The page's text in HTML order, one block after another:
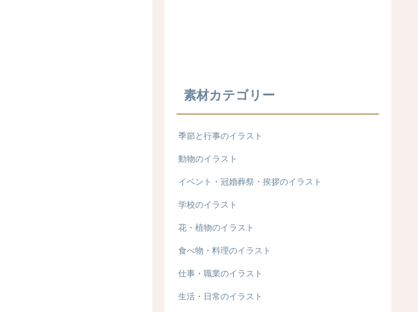
素材カテゴリー
季節と行事のイラスト
動物のイラスト
イベント・冠婚葬祭・挨拶のイラスト
学校のイラスト
花・植物のイラスト
食べ物・料理のイラスト
仕事・職業のイラスト
生活・日常のイラスト